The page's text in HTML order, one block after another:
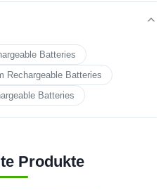
Batteries
Rechargeable Batteries
Batteries
Produkte